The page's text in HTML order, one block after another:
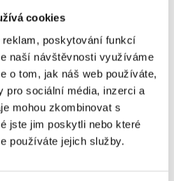
cookies
poskytování funkcí
naší návštěvnosti využíváme
o tom, jak náš web používáte,
pro sociální média, inzerci a
mohou zkombinovat s
jste jim poskytli nebo které
používáte jejich služby.
potvrzený?